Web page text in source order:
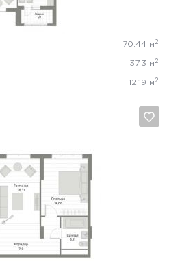
70.44 м 2
37.3 м 2
12.19 м 2